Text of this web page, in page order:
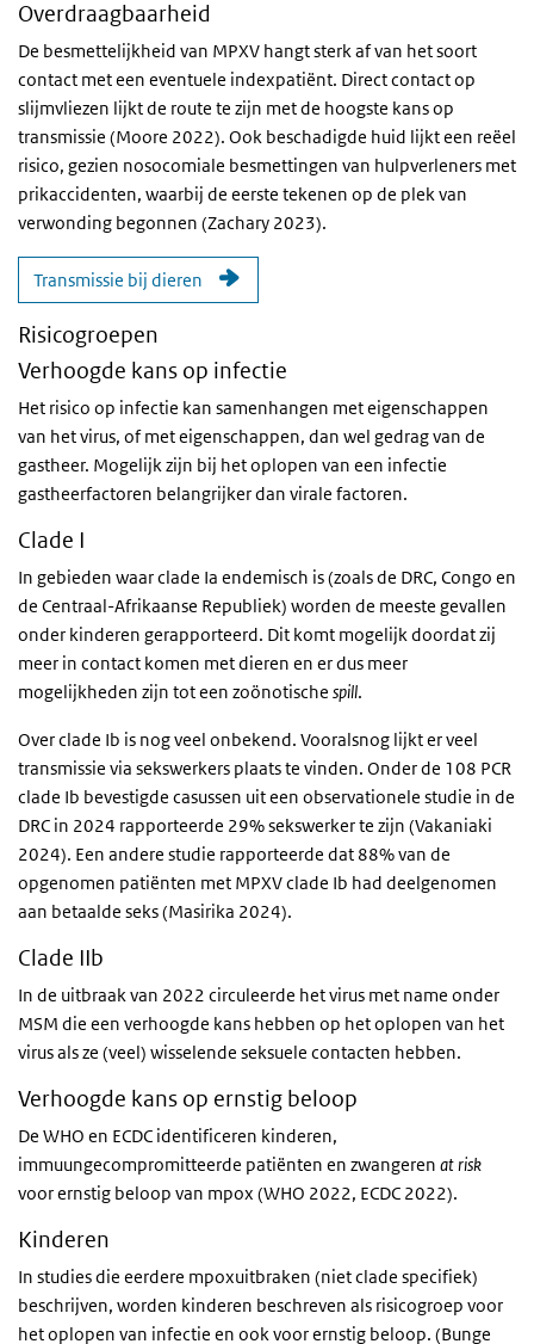
Overdraagbaarheid
De besmettelijkheid van MPXV hangt sterk af van het soort
contact met een eventuele indexpatiënt. Direct contact op
slijmvliezen lijkt de route te zijn met de hoogste kans op
transmissie (Moore 2022). Ook beschadigde huid lijkt een reëel
risico, gezien nosocomiale besmettingen van hulpverleners met
prikaccidenten, waarbij de eerste tekenen op de plek van
verwonding begonnen (Zachary 2023).
Transmissie bij dieren
Risicogroepen
Verhoogde kans op infectie
Het risico op infectie kan samenhangen met eigenschappen
van het virus, of met eigenschappen, dan wel gedrag van de
gastheer. Mogelijk zijn bij het oplopen van een infectie
gastheerfactoren belangrijker dan virale factoren.
Clade I
In gebieden waar clade Ia endemisch is (zoals de DRC, Congo en
de Centraal-Afrikaanse Republiek) worden de meeste gevallen
onder kinderen gerapporteerd. Dit komt mogelijk doordat zij
meer in contact komen met dieren en er dus meer
mogelijkheden zijn tot een zoönotische spill.
Over clade Ib is nog veel onbekend. Vooralsnog lijkt er veel
transmissie via sekswerkers plaats te vinden. Onder de 108 PCR
clade Ib bevestigde casussen uit een observationele studie in de
DRC in 2024 rapporteerde 29% sekswerker te zijn (Vakaniaki
2024). Een andere studie rapporteerde dat 88% van de
opgenomen patiënten met MPXV clade Ib had deelgenomen
aan betaalde seks (Masirika 2024).
Clade IIb
In de uitbraak van 2022 circuleerde het virus met name onder
MSM die een verhoogde kans hebben op het oplopen van het
virus als ze (veel) wisselende seksuele contacten hebben.
Verhoogde kans op ernstig beloop
De WHO en ECDC identificeren kinderen,
immuungecompromitteerde patiënten en zwangeren at risk
voor ernstig beloop van mpox (WHO 2022, ECDC 2022).
Kinderen
In studies die eerdere mpoxuitbraken (niet clade specifiek)
beschrijven, worden kinderen beschreven als risicogroep voor
het oplopen van infectie en ook voor ernstig beloop. (Bunge